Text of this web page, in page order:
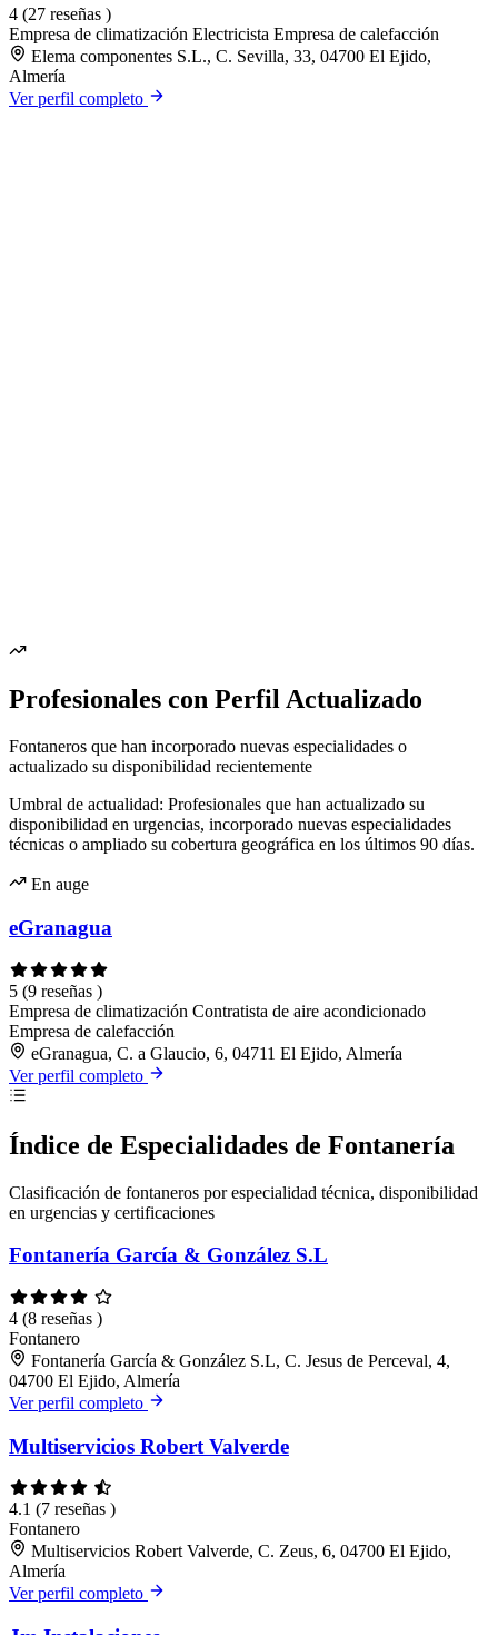
4 (27 reseñas )
Empresa de climatización Electricista Empresa de calefacción
Elema componentes S.L., C. Sevilla, 33, 04700 El Ejido,
Almería
Ver perfil completo
Profesionales con Perfil Actualizado
Fontaneros que han incorporado nuevas especialidades o
actualizado su disponibilidad recientemente
Umbral de actualidad: Profesionales que han actualizado su
disponibilidad en urgencias, incorporado nuevas especialidades
técnicas o ampliado su cobertura geográfica en los últimos 90 días.
En auge
eGranagua
5 (9 reseñas )
Empresa de climatización Contratista de aire acondicionado
Empresa de calefacción
eGranagua, C. a Glaucio, 6, 04711 El Ejido, Almería
Ver perfil completo
Índice de Especialidades de Fontanería
Clasificación de fontaneros por especialidad técnica, disponibilidad
en urgencias y certificaciones
Fontanería García & González S.L
4 (8 reseñas )
Fontanero
Fontanería García & González S.L, C. Jesus de Perceval, 4,
04700 El Ejido, Almería
Ver perfil completo
Multiservicios Robert Valverde
4.1 (7 reseñas )
Fontanero
Multiservicios Robert Valverde, C. Zeus, 6, 04700 El Ejido,
Almería
Ver perfil completo